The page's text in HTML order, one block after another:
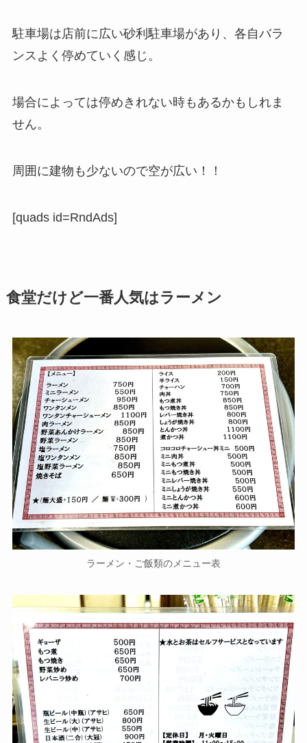
駐車場は店前に広い砂利駐車場があり、各自バラ
ンスよく停めていく感じ。
場合によっては停めきれない時もあるかもしれま
せん。
周囲に建物も少ないので空が広い！！
[quads id=RndAds]
食堂だけど一番人気はラーメン
ラーメン・ご飯類のメニュー表